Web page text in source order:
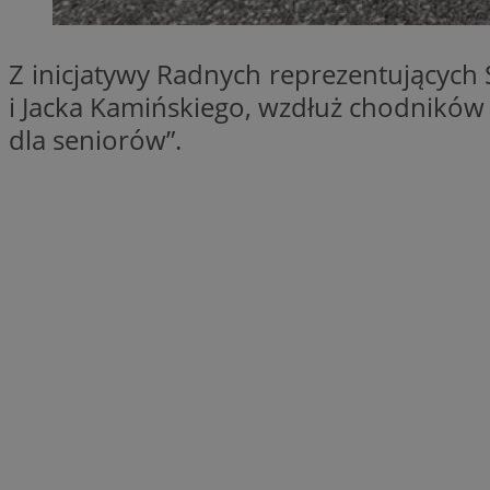
Z inicjatywy Radnych reprezentujących
i Jacka Kamińskiego, wzdłuż
dla seniorów”.